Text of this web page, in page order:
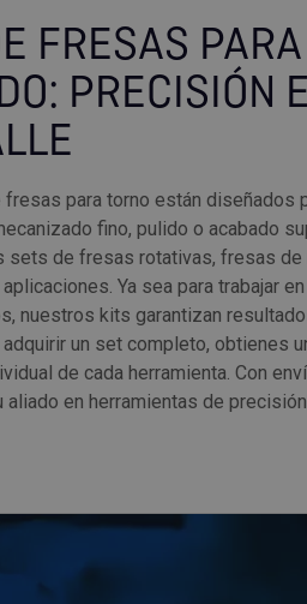
FRESAS
PRECISIÓN
para torno están diseñados
fino, pulido o acabado
sets de fresas rotativas, fresas
Ya sea para trabajar
nuestros kits garantizan
adquirir un set completo, obtienes
de cada herramienta. Con
aliado en herramientas de